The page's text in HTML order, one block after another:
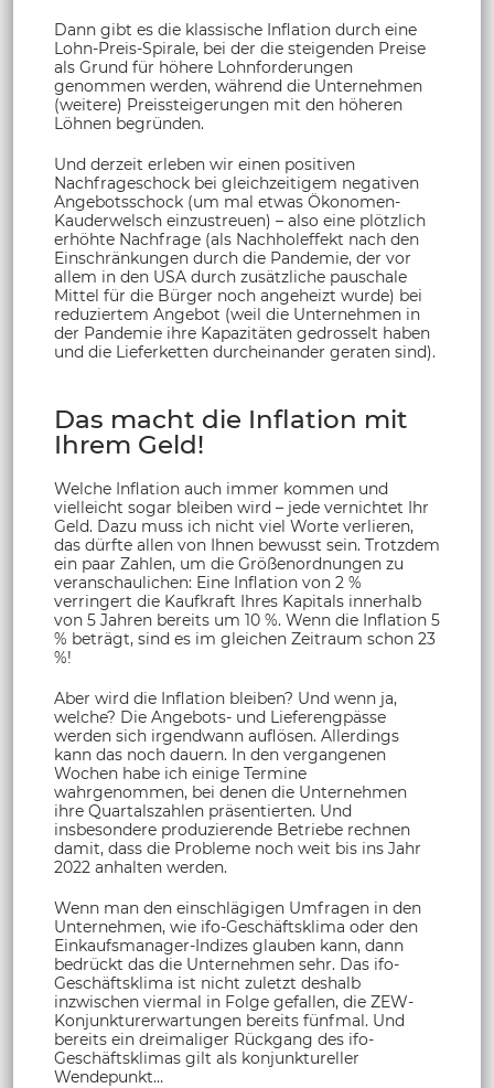
Dann gibt es die klassische Inflation durch eine
Lohn-Preis-Spirale, bei der die steigenden Preise
als Grund für höhere Lohnforderungen
genommen werden, während die Unternehmen
(weitere) Preissteigerungen mit den höheren
Löhnen begründen.
Und derzeit erleben wir einen positiven
Nachfrageschock bei gleichzeitigem negativen
Angebotsschock (um mal etwas Ökonomen-
Kauderwelsch einzustreuen) – also eine plötzlich
erhöhte Nachfrage (als Nachholeffekt nach den
Einschränkungen durch die Pandemie, der vor
allem in den USA durch zusätzliche pauschale
Mittel für die Bürger noch angeheizt wurde) bei
reduziertem Angebot (weil die Unternehmen in
der Pandemie ihre Kapazitäten gedrosselt haben
und die Lieferketten durcheinander geraten sind).
Das macht die Inflation mit
Ihrem Geld!
Welche Inflation auch immer kommen und
vielleicht sogar bleiben wird – jede vernichtet Ihr
Geld. Dazu muss ich nicht viel Worte verlieren,
das dürfte allen von Ihnen bewusst sein. Trotzdem
ein paar Zahlen, um die Größenordnungen zu
veranschaulichen: Eine Inflation von 2 %
verringert die Kaufkraft Ihres Kapitals innerhalb
von 5 Jahren bereits um 10 %. Wenn die Inflation 5
% beträgt, sind es im gleichen Zeitraum schon 23
%!
Aber wird die Inflation bleiben? Und wenn ja,
welche? Die Angebots- und Lieferengpässe
werden sich irgendwann auflösen. Allerdings
kann das noch dauern. In den vergangenen
Wochen habe ich einige Termine
wahrgenommen, bei denen die Unternehmen
ihre Quartalszahlen präsentierten. Und
insbesondere produzierende Betriebe rechnen
damit, dass die Probleme noch weit bis ins Jahr
2022 anhalten werden.
Wenn man den einschlägigen Umfragen in den
Unternehmen, wie ifo-Geschäftsklima oder den
Einkaufsmanager-Indizes glauben kann, dann
bedrückt das die Unternehmen sehr. Das ifo-
Geschäftsklima ist nicht zuletzt deshalb
inzwischen viermal in Folge gefallen, die ZEW-
Konjunkturerwartungen bereits fünfmal. Und
bereits ein dreimaliger Rückgang des ifo-
Geschäftsklimas gilt als konjunktureller
Wendepunkt…